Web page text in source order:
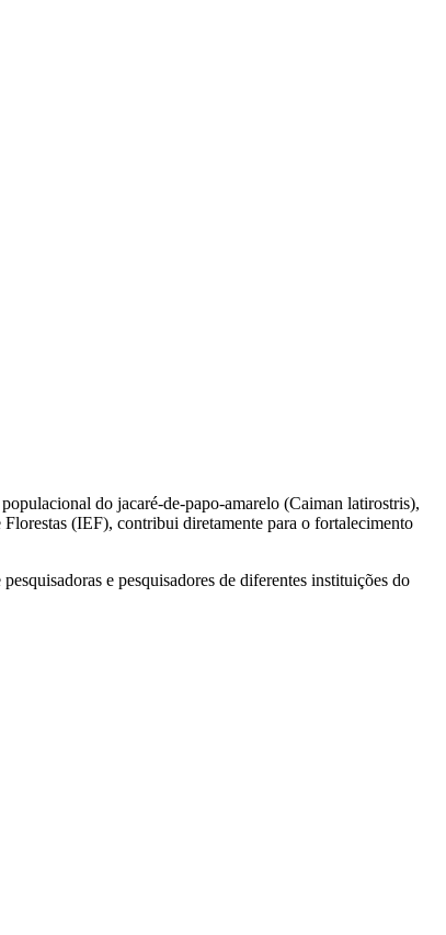
do jacaré-de-papo-amarelo (Caiman latirostris),
(IEF), contribui diretamente para o fortalecimento
e pesquisadores de diferentes instituições do